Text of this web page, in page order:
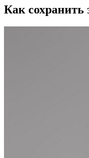
Как сохранить